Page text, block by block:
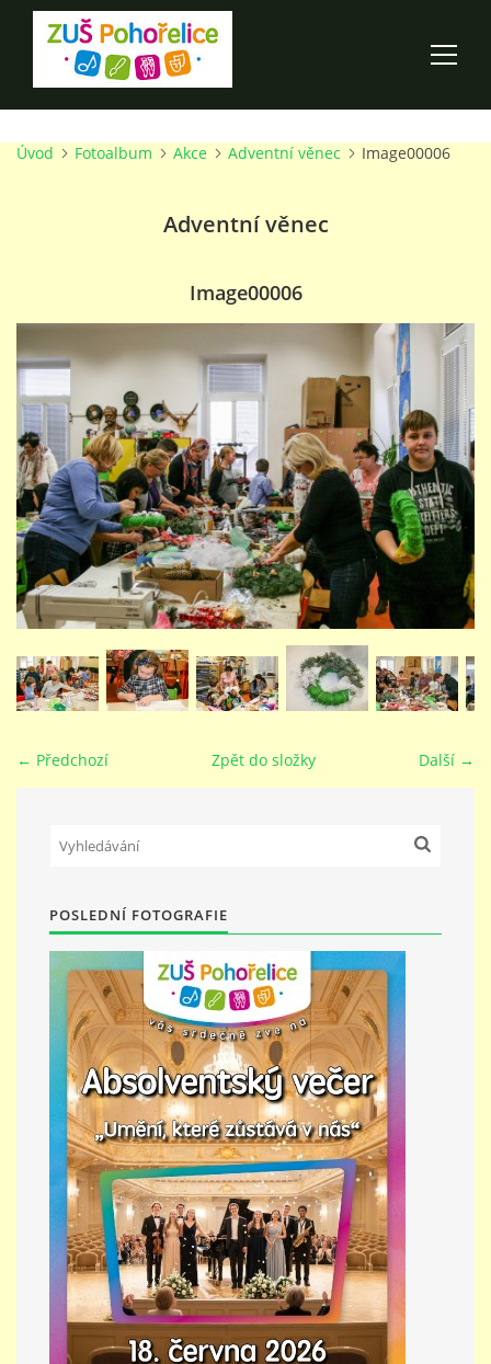
ÚVOD
100 LET ZUŠ POHOŘELICE
O ŠKOLE
PRO RODIČE
TALENTOVÉ ZKOUŠKY
STUDIJNÍ OBORY
GALERIE
VIDEA - FILMOVÁ TVORBA
PEDAGOGICKÝ SBOR
KONTAKTY
PŘÍMĚSTSKÝ TÁBOR
MISS VÝTVARNÝ MODEL
ZAMĚSTNÁNÍ
DOTACE
GDPR
Úvod Fotoalbum Akce Adventní věnec Image00006
Adventní věnec
Image00006
← Předchozí Další →
Zpět do složky
POSLEDNÍ FOTOGRAFIE